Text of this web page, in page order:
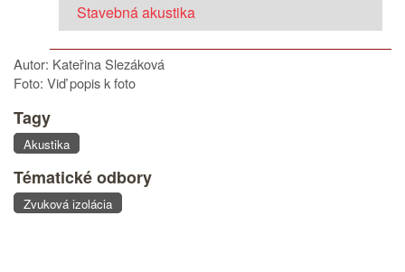
Stavebná akustika
Autor: Kateřina Slezáková
Foto: Viď popis k foto
Tagy
Akustika
Tématické odbory
Zvuková izolácia